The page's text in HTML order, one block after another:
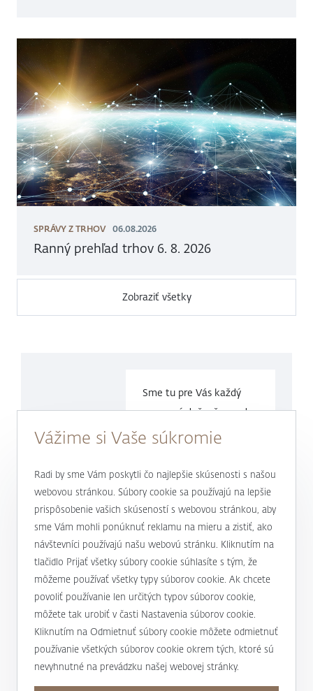
SPRÁVY Z TRHOV 06.08.2026
Ranný prehľad trhov 6. 8. 2026
Zobraziť všetky
Sme tu pre Vás každý
pracovný deň v časeod
9.00 do17.00 hod.
0800 900 500
alebo +421 232 607 187
J&T BANKA
Kto sme
Magazín Magnus
Užitočné informácie
Úrokové sadzby a poplatky
Vážime si Vaše súkromie
Radi by sme Vám poskytli čo najlepšie skúsenosti s našou
webovou stránkou. Súbory cookie sa používajú na lepšie
prispôsobenie vašich skúseností s webovou stránkou, aby
sme Vám mohli ponúknuť reklamu na mieru a zistiť, ako
návštevníci používajú našu webovú stránku. Kliknutím na
tlačidlo Prijať všetky súbory cookie súhlasíte s tým, že
môžeme používať všetky typy súborov cookie. Ak chcete
povoliť používanie len určitých typov súborov cookie,
môžete tak urobiť v časti Nastavenia súborov cookie.
Kliknutím na Odmietnuť súbory cookie môžete odmietnuť
používanie všetkých súborov cookie okrem tých, ktoré sú
nevyhnutné na prevádzku našej webovej stránky.